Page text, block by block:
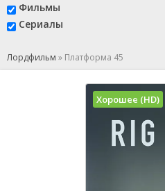
Фильмы
Сериалы
Лордфильм » Платформа 45
Хорошее (HD)